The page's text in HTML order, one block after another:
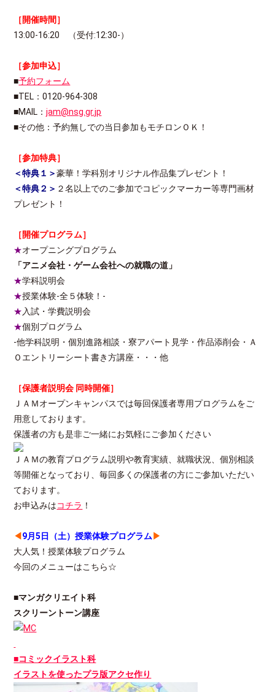
［開催時間］
13:00-16:20 （受付:12:30-）
［参加申込］
■予約フォーム
■TEL：0120-964-308
■MAIL：jam@nsg.gr.jp
■その他：予約無しでの当日参加もモチロンＯＫ！
［参加特典］
＜特典１ ＞豪華！学科別オリジナル作品集プレゼント！
＜特典２ ＞ ２名以上でのご参加でコピックマーカー等専門画材
プレゼント！
［開催プログラム］
★オープニングプログラム
「アニメ会社・ゲーム会社への就職の道」
★学科説明会
★授業体験-全５体験！-
★ 入試・学費説明会
★個別プログラム
-他学科説明・個別進路相談・寮アパート見学・作品添削会・Ａ
Ｏエントリーシート書き方講座・・・他
［保護者説明会 同時開催］
ＪＡＭオープンキャンパスでは毎回保護者専用プログラムをご
用意しております。
保護者の方も是非ご一緒にお気軽にご参加ください
ＪＡＭの教育プログラム説明や教育実績、就職状況、個別相談
等開催となっており、毎回多くの保護者の方にご参加いただい
ております。
お申込みはコチラ ！
◀ 9月5日（土）授業体験プログラム ▶
大人気！授業体験プログラム
今回のメニューはこちら☆
■マンガクリエイト科
スクリーントーン講座
■コミックイラスト科
イラストを使ったプラ版アクセ作り